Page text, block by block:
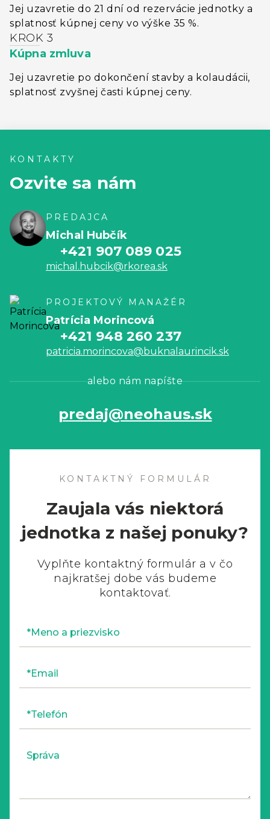
Jej uzavretie do 21 dní od rezervácie jednotky a
splatnosť kúpnej ceny vo výške 35 %.
KROK 3
Kúpna zmluva
Jej uzavretie po dokončení stavby a kolaudácii,
splatnosť zvyšnej časti kúpnej ceny.
KONTAKTY
Ozvite sa nám
PREDAJCA
Michal Hubčík
+421 907 089 025
michal.hubcik@rkorea.sk
PROJEKTOVÝ MANAŽÉR
Patrícia Morincová
+421 948 260 237
patricia.morincova@buknalaurincik.sk
alebo nám napíšte
predaj@neohaus.sk
KONTAKTNÝ FORMULÁR
Zaujala vás niektorá
jednotka z našej ponuky?
Vyplňte kontaktný formulár a v čo
najkratšej dobe vás budeme
kontaktovať.